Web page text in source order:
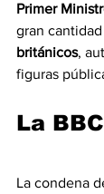
Primer
gran
británicos,
figuras
La
La condena